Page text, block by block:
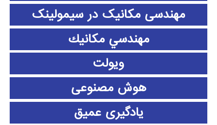
مهندسی مکانیک در سیمولینک
مهندسي مكانيك
ویولت
هوش مصنوعی
یادگیری عمیق